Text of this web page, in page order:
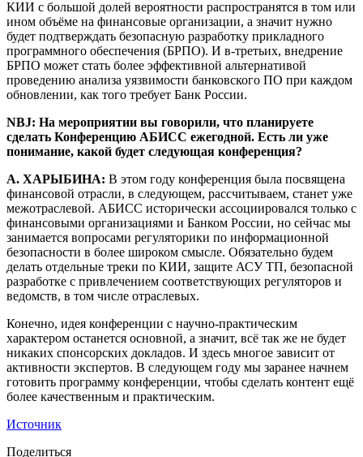
КИИ с большой долей вероятности распространятся в том или
ином объёме на финансовые организации, а значит нужно
будет подтверждать безопасную разработку прикладного
программного обеспечения (БРПО). И в-третьих, внедрение
БРПО может стать более эффективной альтернативой
проведению анализа уязвимости банковского ПО при каждом
обновлении, как того требует Банк России.
NBJ: На мероприятии вы говорили, что планируете
сделать Конференцию АБИСС ежегодной. Есть ли уже
понимание, какой будет следующая конференция?
А. ХАРЫБИНА: В этом году конференция была посвящена
финансовой отрасли, в следующем, рассчитываем, станет уже
межотраслевой. АБИСС исторически ассоциировался только с
финансовыми организациями и Банком России, но сейчас мы
занимается вопросами регуляторики по информационной
безопасности в более широком смысле. Обязательно будем
делать отдельные треки по КИИ, защите АСУ ТП, безопасной
разработке с привлечением соответствующих регуляторов и
ведомств, в том числе отраслевых.
Конечно, идея конференции с научно-практическим
характером останется основной, а значит, всё так же не будет
никаких спонсорских докладов. И здесь многое зависит от
активности экспертов. В следующем году мы заранее начнем
готовить программу конференции, чтобы сделать контент ещё
более качественным и практическим.
Источник
Поделиться